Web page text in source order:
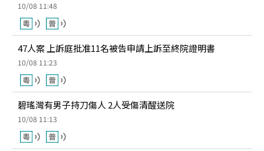
10/08 11:48
47人案 上訴庭批准11名被告申請上訴至終院證明書
10/08 11:23
碧瑤灣有男子持刀傷人 2人受傷清醒送院
10/08 11:13